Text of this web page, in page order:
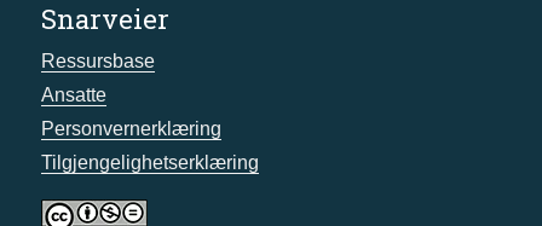
Snarveier
Ressursbase
Ansatte
Personvernerklæring
Tilgjengelighetserklæring